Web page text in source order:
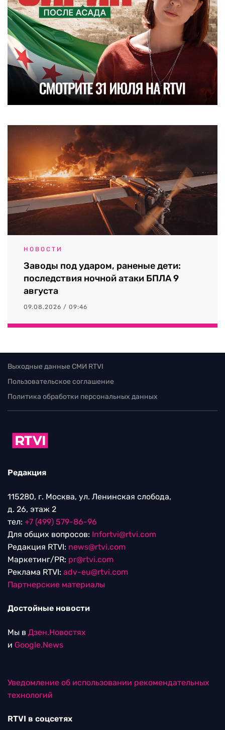
НОВОСТИ
Заводы под ударом, раненые дети:
последствия ночной атаки БПЛА 9
августа
09.08.2026 / 09:46
Выходные данные СМИ RTVI
Пользовательское соглашение
Политика обработки персональных данных
Редакция
115280, г. Москва, ул. Ленинская слобода,
д. 26, этаж 2
тел: +7 (499) 579-86-96
Для общих вопросов: Infortvi@rtvi.com
Редакция RTVI: news@rtvi.com
Маркетинг/PR: pr@rtvi.com
Реклама RTVI: adv-eu@rtvi.com
Партнерские материалы
Достойные новости
Мы в Дзен.Новостях
и Google.News
Уведомление об использовании рекомендательных
технологий
RTVI в соцсетях